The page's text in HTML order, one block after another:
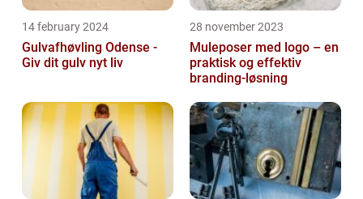
14 february 2024
Gulvafhøvling Odense -
Giv dit gulv nyt liv
28 november 2023
Muleposer med logo – en
praktisk og effektiv
branding-løsning